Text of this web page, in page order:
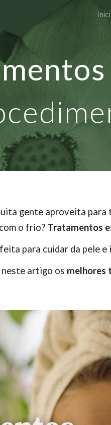
Skip to main
gente aproveita para
o frio? Tratamentos
para cuidar da pele
neste artigo os melhores